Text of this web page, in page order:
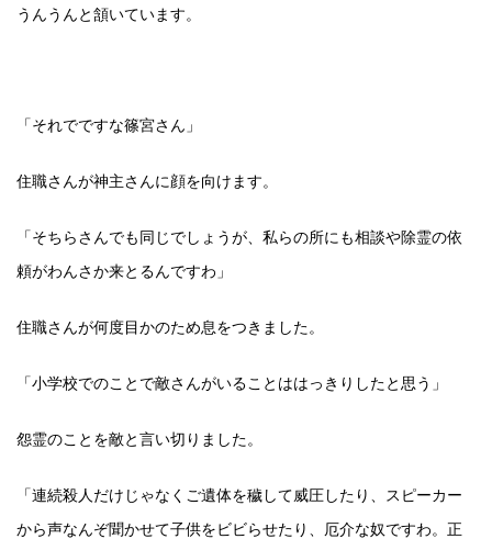
うんうんと頷いています。
「それでですな篠宮さん」
住職さんが神主さんに顔を向けます。
「そちらさんでも同じでしょうが、私らの所にも相談や除霊の依
頼がわんさか来とるんですわ」
住職さんが何度目かのため息をつきました。
「小学校でのことで敵さんがいることははっきりしたと思う」
怨霊のことを敵と言い切りました。
「連続殺人だけじゃなくご遺体を穢して威圧したり、スピーカー
から声なんぞ聞かせて子供をビビらせたり、厄介な奴ですわ。正